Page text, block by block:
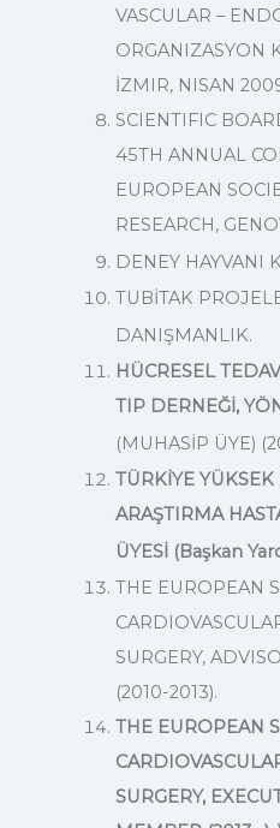
VASCULAR –
ORGANIZASYON
İZMIR, NISAN
SCIENTIFIC
45TH ANNUAL
EUROPEAN
RESEARCH,
DENEY HAYVANI
TUBİTAK
DANIŞMANLIK.
HÜCRESEL
TIP DERNEĞİ,
(MUHASİP ÜYE)
TÜRKİYE YÜKSEK
ARAŞTIRMA
ÜYESİ (Başkan
THE EUROPEAN
SURGERY,
(2010-2013).
THE EUROPEAN
SURGERY,